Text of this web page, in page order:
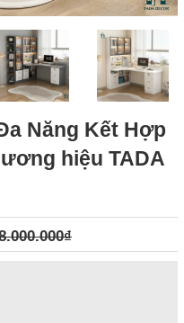
Năng Kết Hợp
hiệu TADA